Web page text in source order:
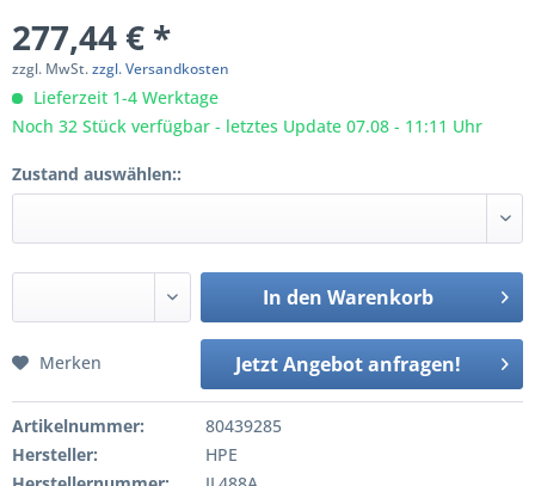
277,44 € *
zzgl. MwSt.zzgl. Versandkosten
Lieferzeit 1-4 Werktage
Noch 32 Stück verfügbar - letztes Update 07.08 - 11:11 Uhr
Zustand auswählen::
In den Warenkorb
Jetzt Angebot anfragen!
Merken
Artikelnummer:
80439285
Hersteller:
HPE